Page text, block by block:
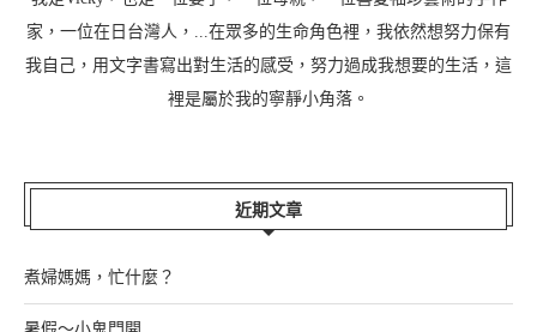
家，一位在日台灣人，...在眾多的生命角色裡，我依然想努力保有
我自己，用文字書寫出對生活的感受，努力過成我想要的生活，這
裡是屬於我的寧靜小角落。
近期文章
煮婦媽媽，忙什麼？